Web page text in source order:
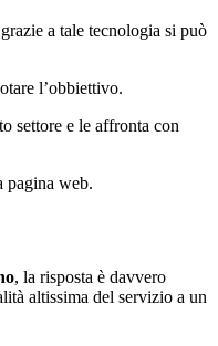
a tale tecnologia si può
l’obbiettivo.
settore e le affronta con
pagina web.
, la risposta è davvero
altissima del servizio a un